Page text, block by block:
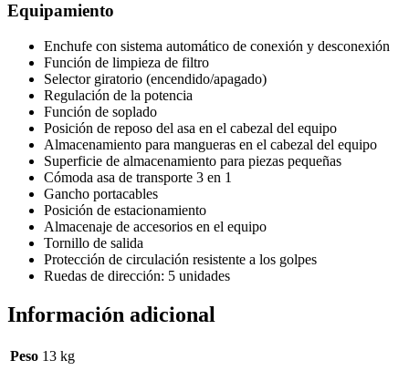
Equipamiento
Enchufe con sistema automático de conexión y desconexión
Función de limpieza de filtro
Selector giratorio (encendido/apagado)
Regulación de la potencia
Función de soplado
Posición de reposo del asa en el cabezal del equipo
Almacenamiento para mangueras en el cabezal del equipo
Superficie de almacenamiento para piezas pequeñas
Cómoda asa de transporte 3 en 1
Gancho portacables
Posición de estacionamiento
Almacenaje de accesorios en el equipo
Tornillo de salida
Protección de circulación resistente a los golpes
Ruedas de dirección: 5 unidades
Información adicional
Peso 13 kg